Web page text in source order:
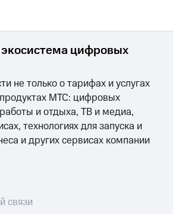
цифровых
не только о тарифах и услугах
МТС: цифровых
и отдыха, ТВ и медиа,
технологиях для запуска и
и других сервисах компании
связи